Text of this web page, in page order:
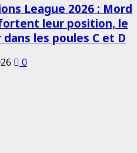
League 2026 : Mord
leur position, le
les poules C et D
0